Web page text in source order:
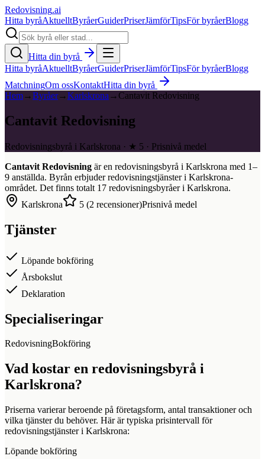
Redovisning.ai
Hitta byråAktuelltByråerGuiderPriserJämförTipsFör byråerBlogg
Hitta din byrå
Hitta byråAktuelltByråerGuiderPriserJämförTipsFör byråerBlogg
MatchningOm ossKontaktHitta din byrå
Hem→Byråer→Karlskrona → Cantavit Redovisning
Cantavit Redovisning
Redovisningsbyrå i Karlskrona · ★ 5 · Prisnivå medel
Cantavit Redovisning är en redovisningsbyrå i Karlskrona med 1–
9 anställda. Byrån erbjuder redovisningstjänster i Karlskrona-
området. Det finns totalt 17 redovisningsbyråer i Karlskrona.
Karlskrona
5 (2 recensioner)Prisnivå medel
Tjänster
Löpande bokföring
Årsbokslut
Deklaration
Specialiseringar
RedovisningBokföring
Vad kostar en redovisningsbyrå i
Karlskrona?
Priserna varierar beroende på företagsform, antal transaktioner och
vilka tjänster du behöver. Här är typiska prisintervall för
redovisningstjänster i Karlskrona:
Löpande bokföring